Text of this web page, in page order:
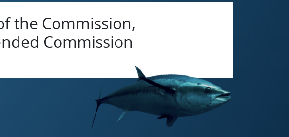
the Commission,
Commission